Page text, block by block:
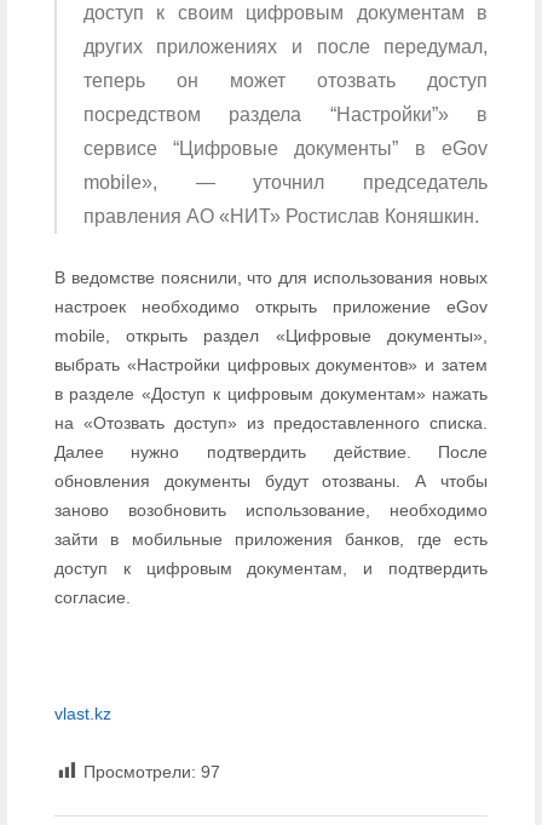
доступ к своим цифровым документам в
других приложениях и после передумал,
теперь он может отозвать доступ
посредством раздела “Настройки”» в
сервисе “Цифровые документы” в eGov
mobile», — уточнил председатель
правления АО «НИТ» Ростислав Коняшкин.
В ведомстве пояснили, что для использования новых
настроек необходимо открыть приложение eGov
mobile, открыть раздел «Цифровые документы»,
выбрать «Настройки цифровых документов» и затем
в разделе «Доступ к цифровым документам» нажать
на «Отозвать доступ» из предоставленного списка.
Далее нужно подтвердить действие. После
обновления документы будут отозваны. А чтобы
заново возобновить использование, необходимо
зайти в мобильные приложения банков, где есть
доступ к цифровым документам, и подтвердить
согласие.
vlast.kz
Просмотрели: 97